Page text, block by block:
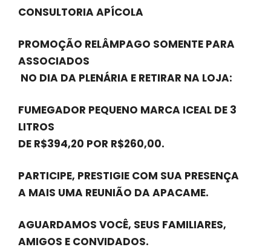
CONSULTORIA APÍCOLA
PROMOÇÃO RELÂMPAGO SOMENTE PARA
ASSOCIADOS
NO DIA DA PLENÁRIA E RETIRAR NA LOJA:
FUMEGADOR PEQUENO MARCA ICEAL DE 3
LITROS
DE R$394,20 POR R$260,00.
PARTICIPE, PRESTIGIE COM SUA PRESENÇA
A MAIS UMA REUNIÃO DA APACAME.
AGUARDAMOS VOCÊ, SEUS FAMILIARES,
AMIGOS E CONVIDADOS.